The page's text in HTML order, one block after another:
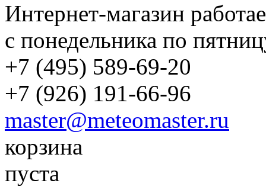
Интернет-магазин
с понедельника по
+7 (495) 589-69-20
+7 (926) 191-66-96
master@meteomaster.ru
корзина
пуста